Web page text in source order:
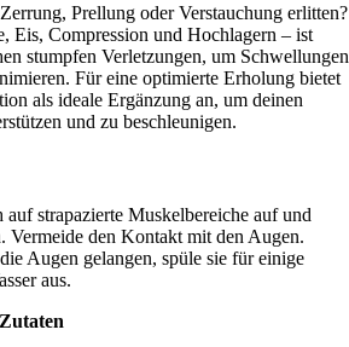
Prellung oder Verstauchung erlitten?
Eis, Compression und Hochlagern – ist
stumpfen Verletzungen, um Schwellungen
Für eine optimierte Erholung bietet
als ideale Ergänzung an, um deinen
und zu beschleunigen.
strapazierte Muskelbereiche auf und
Vermeide den Kontakt mit den Augen.
Augen gelangen, spüle sie für einige
aus.